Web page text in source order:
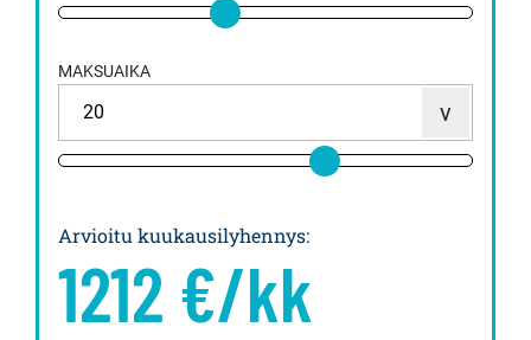
MAKSUAIKA
Arvioitu kuukausilyhennys:
1212 €/kk